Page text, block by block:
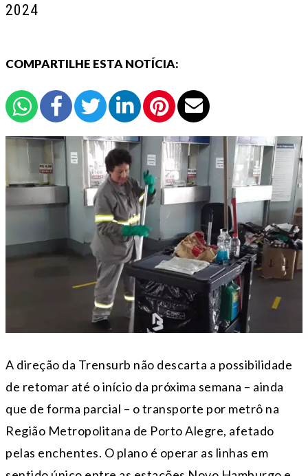
2024
COMPARTILHE ESTA NOTÍCIA:
A direção da Trensurb não descarta a possibilidade
de retomar até o início da próxima semana – ainda
que de forma parcial – o transporte por metrô na
Região Metropolitana de Porto Alegre, afetado
pelas enchentes. O plano é operar as linhas em